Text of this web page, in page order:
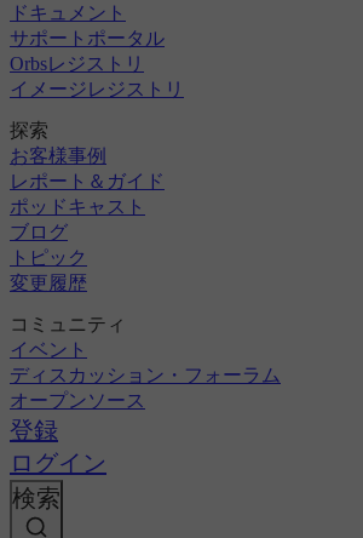
ドキュメント
サポートポータル
Orbsレジストリ
イメージレジストリ
探索
お客様事例
レポート＆ガイド
ポッドキャスト
ブログ
トピック
変更履歴
コミュニティ
イベント
ディスカッション・フォーラム
オープンソース
登録
ログイン
検索